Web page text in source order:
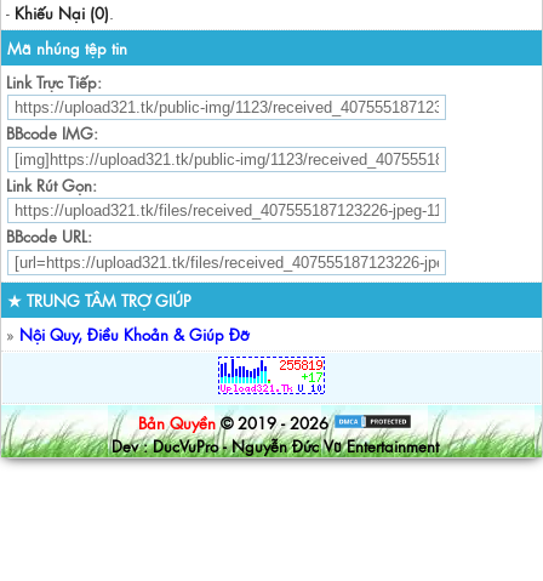
- Khiếu Nại (0).
Mã nhúng tệp tin
Link Trực Tiếp:
BBcode IMG:
Link Rút Gọn:
BBcode URL:
★ TRUNG TÂM TRỢ GIÚP
» Nội Quy, Điều Khoản & Giúp Đỡ
Bản Quyền © 2019 - 2026
Dev : DucVuPro - Nguyễn Đức Vũ Entertainment